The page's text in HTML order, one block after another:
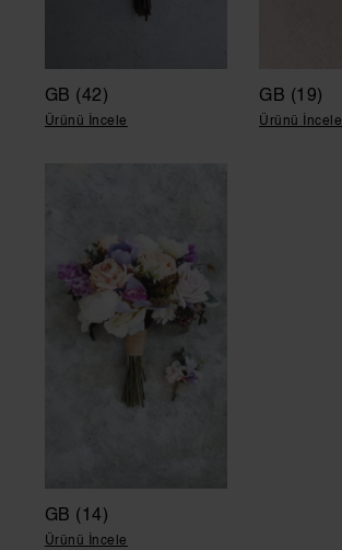
GB (42)
Ürünü İncele
GB (19)
Ürünü İncele
GB (14)
Ürünü İncele